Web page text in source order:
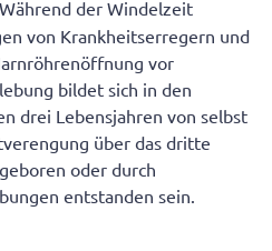
der Windelzeit
von Krankheitserregern und
vor
bildet sich in den
drei Lebensjahren von selbst
über das dritte
oder durch
entstanden sein.